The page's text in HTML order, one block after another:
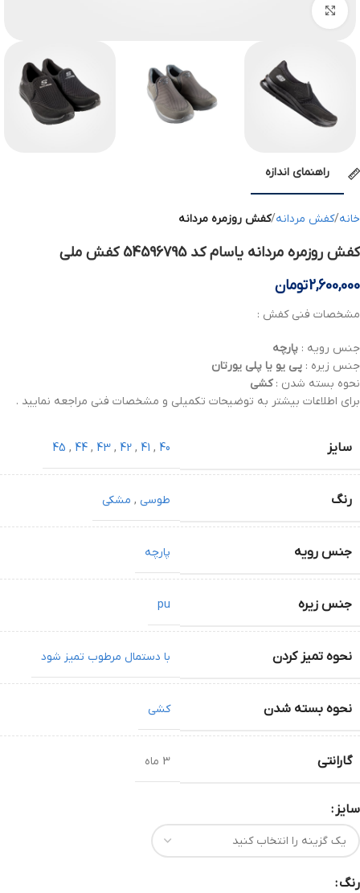
راهنمای اندازه
خانه کفش مردانه کفش روزمره مردانه
کفش روزمره مردانه یاسام کد 54596795 کفش ملی
2,600,000تومان
مشخصات فنی کفش :
جنس رویه : پارچه
جنس زیره : پی یو یا پلی یورتان
نحوه بسته شدن :کشی
برای اطلاعات بیشتر به توضیحات تکمیلی و مشخصات فنی مراجعه نمایید .
سایز 40
,
41
,
42
,
43
,
44
,
45
رنگ طوسی , مشکی
جنس رویه پارچه
جنس زیره pu
نحوه تمیز کردن با دستمال مرطوب تمیز شود
نحوه بسته شدن کشی
گارانتی 3 ماه
سایز
رنگ